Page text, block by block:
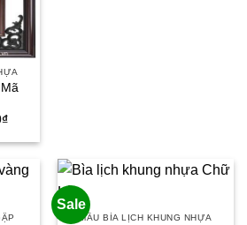
₫Giá
tại
550.000₫.
Sale
MẪU BÌA LỊCH KHUNG NHỰA